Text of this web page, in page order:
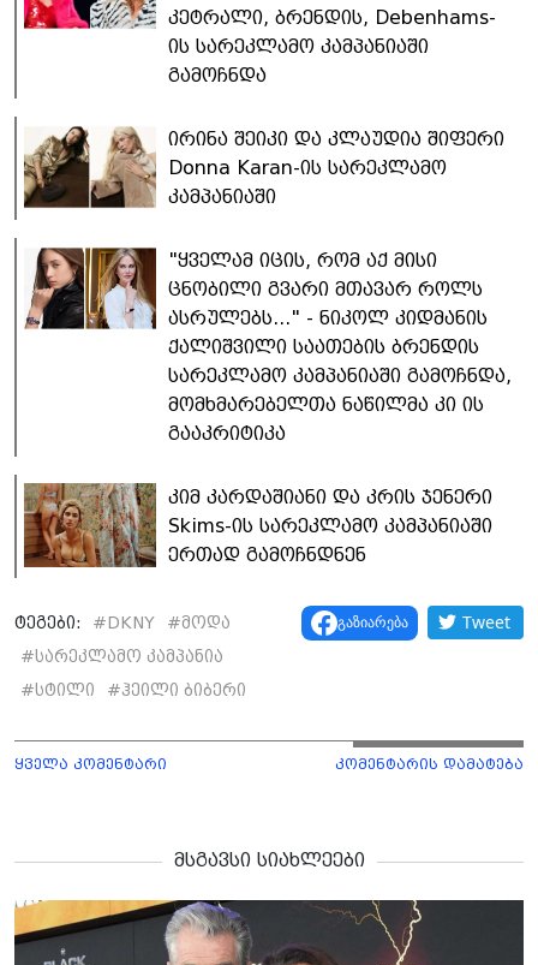
კეტრალი, ბრენდის, Debenhams-
ის სარეკლამო კამპანიაში
გამოჩნდა
ირინა შეიკი და კლაუდია შიფერი
Donna Karan-ის სარეკლამო
კამპანიაში
"ყველამ იცის, რომ აქ მისი
ცნობილი გვარი მთავარ როლს
ასრულებს..." - ნიკოლ კიდმანის
ქალიშვილი საათების ბრენდის
სარეკლამო კამპანიაში გამოჩნდა,
მომხმარებელთა ნაწილმა კი ის
გააკრიტიკა
კიმ კარდაშიანი და კრის ჯენერი
Skims-ის სარეკლამო კამპანიაში
ერთად გამოჩნდნენ
ტეგები: #DKNY #მოდა
#სარეკლამო კამპანია
#სტილი #ჰეილი ბიბერი
გაზიარება Tweet
ყველა კომენტარი კომენტარის დამატება
მსგავსი სიახლეები